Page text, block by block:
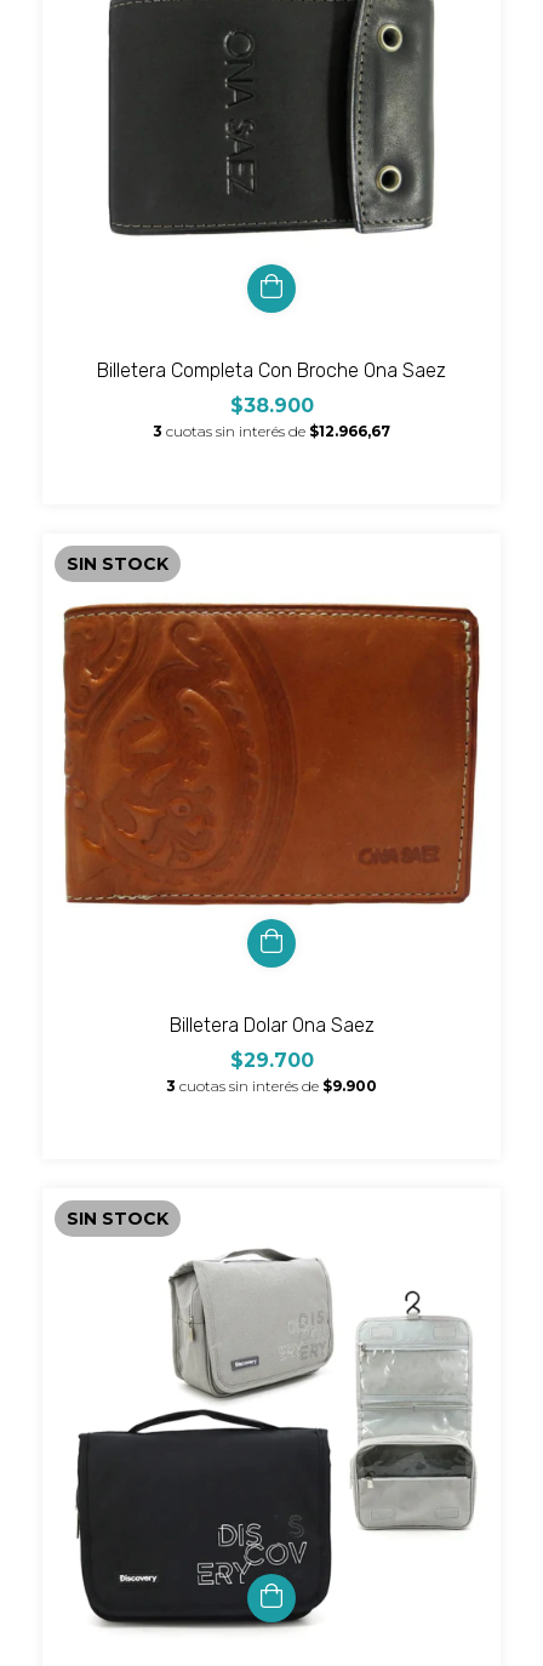
Billetera Completa Con Broche Ona Saez
$38.900
3 cuotas sin interés de $12.966,67
SIN STOCK
Billetera Dolar Ona Saez
$29.700
3 cuotas sin interés de $9.900
SIN STOCK